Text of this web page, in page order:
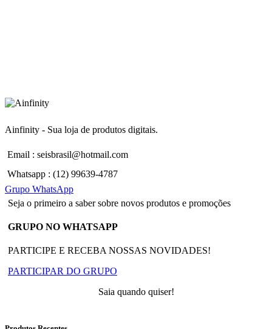
Ainfinity - Sua loja de produtos digitais.
Email : seisbrasil@hotmail.com
Whatsapp : (12) 99639-4787
Grupo WhatsApp
Seja o primeiro a saber sobre novos produtos e promoções
GRUPO NO WHATSAPP
PARTICIPE E RECEBA NOSSAS NOVIDADES!
PARTICIPAR DO GRUPO
Saia quando quiser!